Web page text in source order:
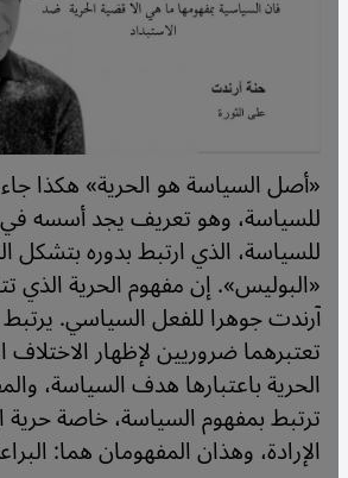
«أصل السياسة هو الحرية» هكذا
للسياسة، وهو تعريف يجد أسسه في
للسياسة، الذي ارتبط بدوره بتشكل
«البوليس». إن مفهوم الحرية الذي
آرندت جوهرا للفعل السياسي.
تعتبرهما ضروريين لإظهار الاختلاف
الحرية باعتبارها هدف السياسة،
ترتبط بمفهوم السياسة، خاصة حرية
الإرادة، وهذان المفهومان هما: